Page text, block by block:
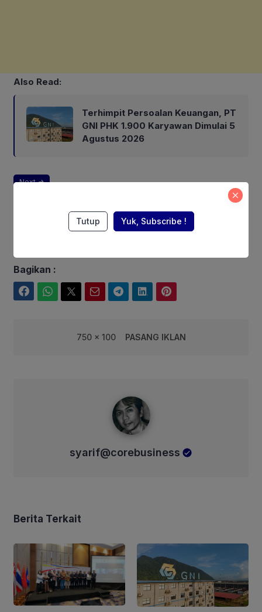
Also Read:
Terhimpit Persoalan Keuangan, PT
GNI PHK 1.900 Karyawan Dimulai 5
Agustus 2026
Next
2
Bagikan :
750 x 100 PASANG IKLAN
syarif@corebusiness
Berita Terkait
Tutup Yuk, Subscribe !